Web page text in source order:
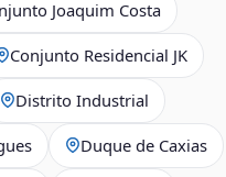
Joaquim Costa
Conjunto Residencial JK
Distrito Industrial
Duque de Caxias